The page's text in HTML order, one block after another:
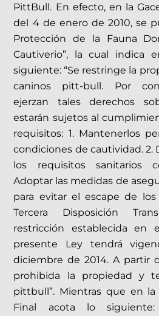
PittBull. En efecto, en la
del 4 de enero de 2010, se
Protección de la Fauna
Cautiverio”, la cual indica
siguiente: “Se restringe la
caninos pitt-bull. Por
ejerzan tales derechos
estarán sujetos al
requisitos: 1. Mantenerlos
condiciones de cautividad. 2.
los requisitos sanitarios
Adoptar las medidas de
para evitar el escape de
Tercera Disposición
restricción establecida en
presente Ley tendrá
diciembre de 2014. A partir
prohibida la propiedad y
pittbull”. Mientras que en la
Final acota lo